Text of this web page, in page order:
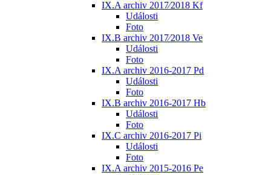
IX.A archiv 2017⁄2018 Kf
Události
Foto
IX.B archiv 2017⁄2018 Ve
Události
Foto
IX.A archiv 2016-2017 Pd
Události
Foto
IX.B archiv 2016-2017 Hb
Události
Foto
IX.C archiv 2016-2017 Pi
Události
Foto
IX.A archiv 2015-2016 Pe